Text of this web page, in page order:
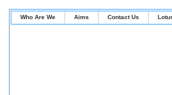
Who Are We Aims Contact Us